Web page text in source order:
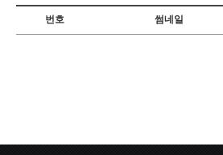
번호 썸네일